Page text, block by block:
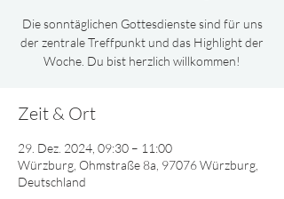
Die sonntäglichen Gottesdienste sind für uns
der zentrale Treffpunkt und das Highlight der
Woche. Du bist herzlich willkommen!
Zeit & Ort
29. Dez. 2024, 09:30 – 11:00
Würzburg, Ohmstraße 8a, 97076 Würzburg,
Deutschland